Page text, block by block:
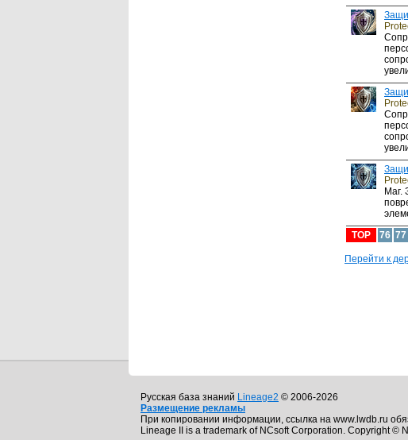
Маг.
TOP 76 77
Перейти к
Русская база знаний Lineage2 © 2006-2026
Размещение рекламы
При копировании информации, ссылка на www.lwdb.ru
Lineage II is a trademark of NCsoft Corporation. Copyright ©